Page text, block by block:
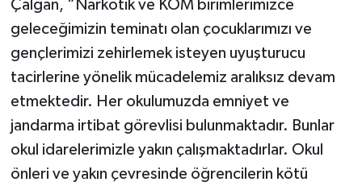
Çalgan, “Narkotik ve KOM birimlerimizce
geleceğimizin teminatı olan çocuklarımızı ve
gençlerimizi zehirlemek isteyen uyuşturucu
tacirlerine yönelik mücadelemiz aralıksız devam
etmektedir. Her okulumuzda emniyet ve
jandarma irtibat görevlisi bulunmaktadır. Bunlar
okul idarelerimizle yakın çalışmaktadırlar. Okul
önleri ve yakın çevresinde öğrencilerin kötü